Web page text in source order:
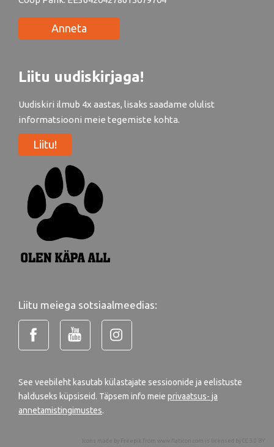
Anneta
Liitu uudiskirjaga!
Uudiskiri ilmub 4x aastas, lisaks saadame olulist
informatsiooni meie tegemiste kohta.
Liitu!
Liitu meiega sotsiaalmeedias:
See veebileht kasutab külastajate sessioonide ja eelistuste
halduseks küpsiseid. Täpsem info meie privaatsus- ja
annetamistingimustes.